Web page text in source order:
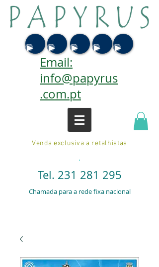
Email:
info@papyrus
.com.pt
Venda exclusiva a retalhistas
.
Tel. 231 281 295
Chamada para a rede fixa nacional